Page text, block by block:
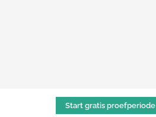
Start gratis proefperiode